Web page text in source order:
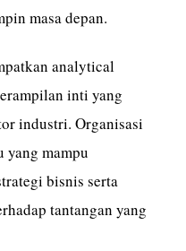
masa depan.
analytical
inti yang
industri. Organisasi
mampu
bisnis serta
tantangan yang